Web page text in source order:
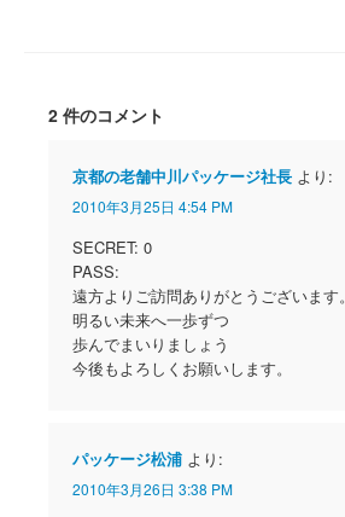
2 件のコメント
京都の老舗中川パッケージ社長 より:
2010年3月25日 4:54 PM
SECRET: 0
PASS:
遠方よりご訪問ありがとうございます。
明るい未来へ一歩ずつ
歩んでまいりましょう
今後もよろしくお願いします。
パッケージ松浦 より:
2010年3月26日 3:38 PM